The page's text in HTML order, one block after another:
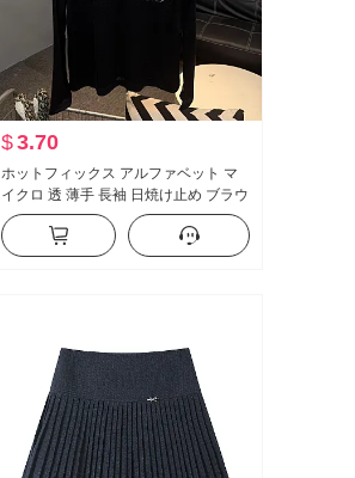
$3.70
ホットフィックス アルファベット マ
イクロ 透 薄手 長袖 日焼け止め ブラウ
ス 夏 ルーズフィット スリム効果 トッ
プス